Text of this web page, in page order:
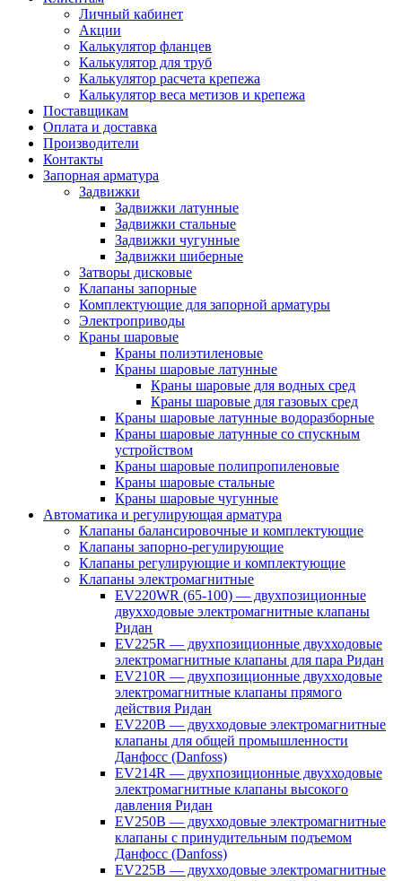
Личный кабинет
Акции
Калькулятор фланцев
Калькулятор для труб
Калькулятор расчета крепежа
Калькулятор веса метизов и крепежа
Поставщикам
Оплата и доставка
Производители
Контакты
Запорная арматура
Задвижки
Задвижки латунные
Задвижки стальные
Задвижки чугунные
Задвижки шиберные
Затворы дисковые
Клапаны запорные
Комплектующие для запорной арматуры
Электроприводы
Краны шаровые
Краны полиэтиленовые
Краны шаровые латунные
Краны шаровые для водных сред
Краны шаровые для газовых сред
Краны шаровые латунные водоразборные
Краны шаровые латунные со спускным
устройством
Краны шаровые полипропиленовые
Краны шаровые стальные
Краны шаровые чугунные
Автоматика и регулирующая арматура
Клапаны балансировочные и комплектующие
Клапаны запорно-регулирующие
Клапаны регулирующие и комплектующие
Клапаны электромагнитные
EV220WR (65-100) — двухпозиционные
двухходовые электромагнитные клапаны
Ридан
EV225R — двухпозиционные двухходовые
электромагнитные клапаны для пара Ридан
EV210R — двухпозиционные двухходовые
электромагнитные клапаны прямого
действия Ридан
EV220B — двухходовые электромагнитные
клапаны для общей промышленности
Данфосс (Danfoss)
EV214R — двухпозиционные двухходовые
электромагнитные клапаны высокого
давления Ридан
EV250B — двухходовые электромагнитные
клапаны с принудительным подъемом
Данфосс (Danfoss)
EV225B — двухходовые электромагнитные